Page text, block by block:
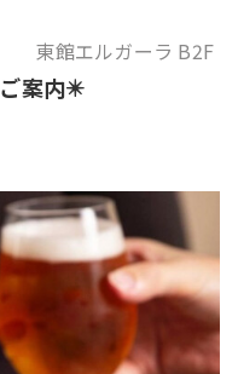
東館エルガーラ B2F
案内✴️